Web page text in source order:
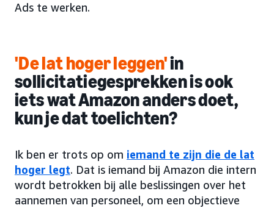
Ads te werken.
'De lat hoger leggen'in
sollicitatiegesprekken is ook
iets wat Amazon anders doet,
kun je dat toelichten?
Ik ben er trots op om iemand te zijn die de lat
hoger legt. Dat is iemand bij Amazon die intern
wordt betrokken bij alle beslissingen over het
aannemen van personeel, om een objectieve